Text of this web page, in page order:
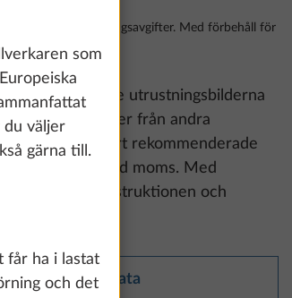
frakter, registreringsavgifter. Med förbehåll för
De visade utrustningsbilderna
möbeldekorer från andra
modeller. Vårt rekommenderade
lagstadgad moms. Med
av konstruktionen och
Tekniska data
som
du väljer
gärna till.
får ha i lastat
och det